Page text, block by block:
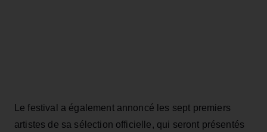
Le festival a également annoncé les sept premiers
artistes de sa sélection officielle, qui seront présentés